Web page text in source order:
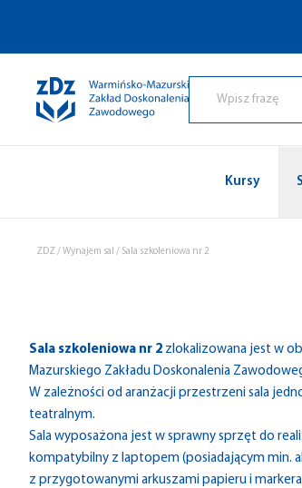
Kursy
ZDZ/ Wynajem sal / Sala szkoleniowa nr 2
Sala szkoleniowa nr 2 zlokalizowana jest w
Mazurskiego Zakładu Doskonalenia
W zależności od aranżacji przestrzeni sala
teatralnym.
Sala wyposażona jest w sprawny sprzęt do
kompatybilny z laptopem (posiadającym min.
z przygotowanymi arkuszami papieru i